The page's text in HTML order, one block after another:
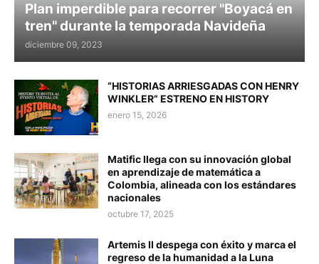
Plan imperdible para recorrer "Boyacá en
tren" durante la temporada Navideña
diciembre 09, 2023
“HISTORIAS ARRIESGADAS CON HENRY
WINKLER” ESTRENO EN HISTORY
enero 15, 2026
Matific llega con su innovación global
en aprendizaje de matemática a
Colombia, alineada con los estándares
nacionales
octubre 17, 2025
Artemis II despega con éxito y marca el
regreso de la humanidad a la Luna